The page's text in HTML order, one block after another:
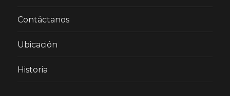
Contáctanos
Ubicación
Historia